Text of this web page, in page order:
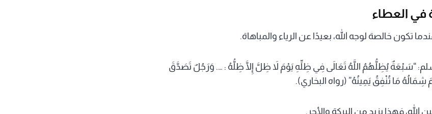
تكون خالصة لوجه الله، بعيدًا عن الرياء والمباهاة.
“سَبْعَةٌ يُظِلُّهُمُ اللَّهُ تَعَالَى فِي ظِلِّهِ يَوْمَ لاَ ظِلَّ إِلَّا ظِلُّهُ : …. وَرَجُلٌ تَصَدَّقَ
مَا تُنْفِقُ يَمِينُهُ” (رواه البخاري).
فهذا يزيد من البركة والأجر.